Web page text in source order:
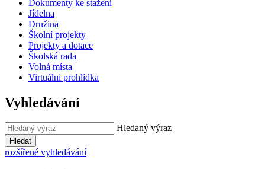
Dokumenty ke stažení
Jídelna
Družina
Školní projekty
Projekty a dotace
Školská rada
Volná místa
Virtuální prohlídka
Vyhledávání
Hledaný výraz
Hledat
rozšířené vyhledávání